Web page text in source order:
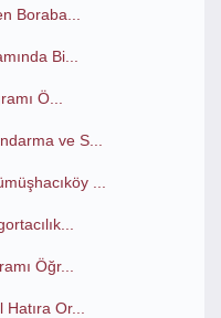
Boraba...
Bi...
Ö...
ve S...
...
Öğr...
Or...